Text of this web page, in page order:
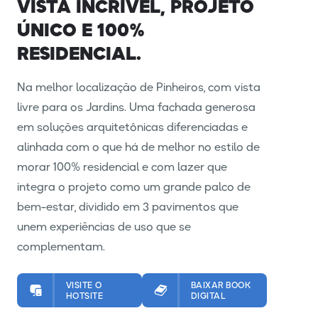
VISTA INCRÍVEL, PROJETO
ÚNICO E 100%
RESIDENCIAL.
Na melhor localização de Pinheiros, com vista
livre para os Jardins. Uma fachada generosa
em soluções arquitetônicas diferenciadas e
alinhada com o que há de melhor no estilo de
morar 100% residencial e com lazer que
integra o projeto como um grande palco de
bem-estar, dividido em 3 pavimentos que
unem experiências de uso que se
complementam.
VISITE O
HOTSITE
BAIXAR BOOK
DIGITAL